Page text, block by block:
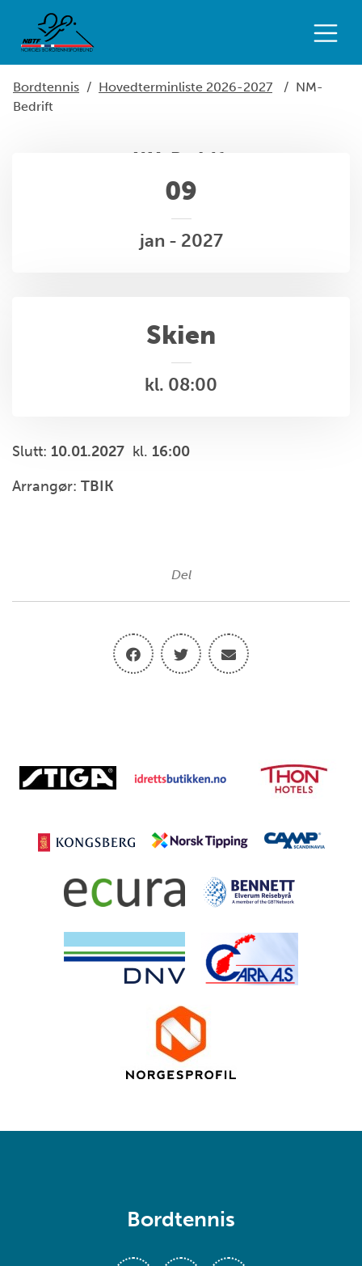
Bordtennis / Hovedterminliste 2026-2027 / NM-
Bedrift
NM-Bedrift
09
jan - 2027
Skien
kl. 08:00
Slutt: 10.01.2027 kl. 16:00
Arrangør: TBIK
Del
Bordtennis